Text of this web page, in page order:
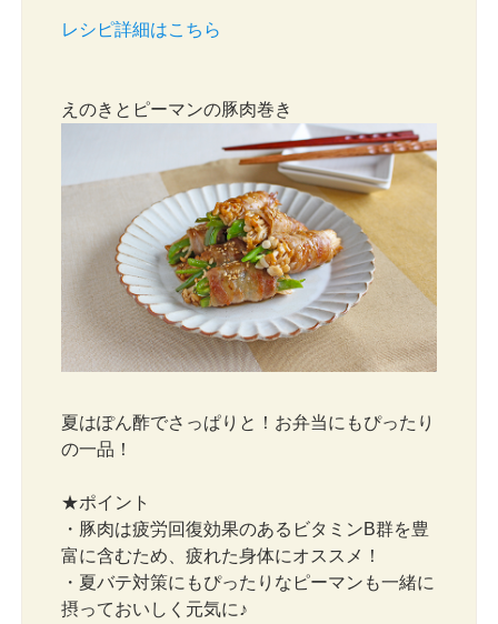
レシピ詳細はこちら
えのきとピーマンの豚肉巻き
夏はぽん酢でさっぱりと！お弁当にもぴったり
の一品！
★ポイント
・豚肉は疲労回復効果のあるビタミンB群を豊
富に含むため、疲れた身体にオススメ！
・夏バテ対策にもぴったりなピーマンも一緒に
摂っておいしく元気に♪